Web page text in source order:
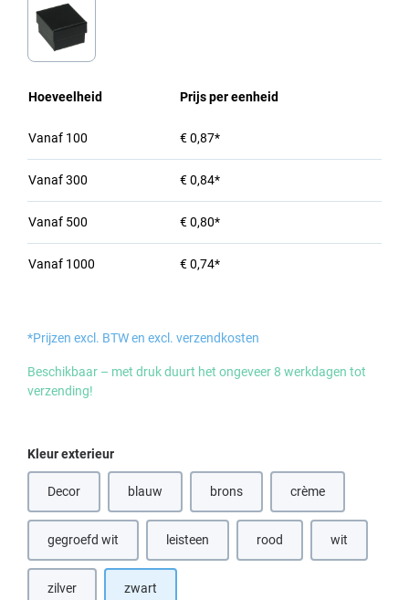
Hoeveelheid Prijs per eenheid
Vanaf 100 € 0,87*
Vanaf300 € 0,84*
Vanaf 500 € 0,80*
Vanaf 1000 € 0,74*
*Prijzen excl. BTW en excl. verzendkosten
Beschikbaar – met druk duurt het ongeveer 8 werkdagen tot
verzending!
Selecteer
Kleur exterieur
Decor blauw(Deze optie is momenteel niet beschikbaar.)
brons
(Deze optie is momenteel niet
crème(Deze optie is
gegroefd wit leisteen rood wit(Deze optie is
zilver zwart